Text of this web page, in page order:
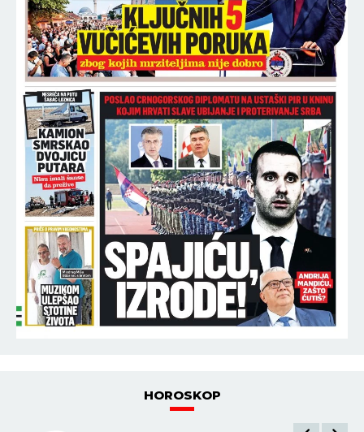
HOROSKOP